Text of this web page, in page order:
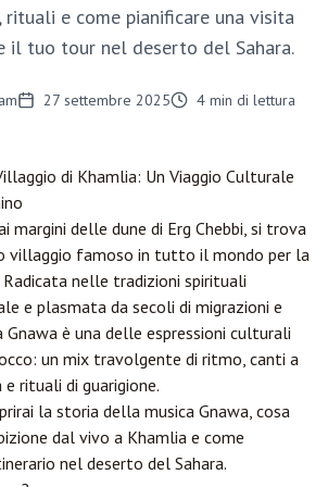
e come pianificare una visita
il tuo tour nel deserto del Sahara.
27 settembre 2025 4 min di lettura
di Khamlia: Un Viaggio Culturale
margini delle dune di Erg Chebbi, si trova
villaggio famoso in tutto il mondo per la
Radicata nelle tradizioni spirituali
e plasmata da secoli di migrazioni e
Gnawa è una delle espressioni culturali
un mix travolgente di ritmo, canti a
rituali di guarigione.
la storia della musica Gnawa, cosa
dal vivo a Khamlia e come
nel deserto del Sahara.